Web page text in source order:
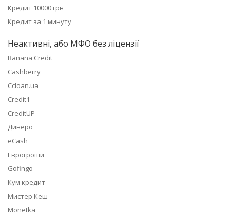
Кредит 10000 грн
Кредит за 1 минуту
Неактивні, або МФО без ліцензії
Banana Credit
Cashberry
Ccloan.ua
Credit1
CreditUP
Динеро
eCash
Еврогроши
Gofingo
Кум кредит
Мистер Кеш
Monetka